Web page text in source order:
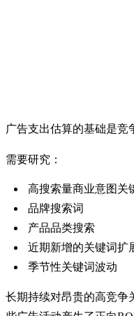
广告支出估算的基础是竞
需要研究：
高搜索量商业意图关
品牌搜索词
产品品类搜索
近期新增的关键词扩
季节性关键词波动
长期持续对昂贵的高竞争